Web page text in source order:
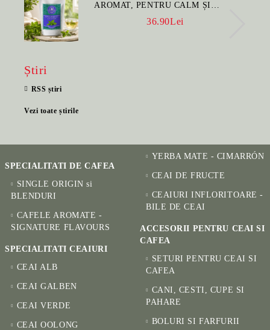
AROMAT, PENTRU CALM ȘI
BENEFIC PENTRU SĂNĂTATE
36.90Lei
Știri
RSS știri
Vezi toate știrile
SPECIALITATI DE CAFEA
SINGLE ORIGIN si
BLENDURI
CAFELE AROMATE -
SIGNATURE FLAVOURS
SPECIALITATI CEAIURI
CEAI ALB
CEAI GALBEN
CEAI VERDE
CEAI OOLONG
YERBA MATE - CIMARRÓN
CEAI DE FRUCTE
CEAIURI INFLORITOARE -
BILE DE CEAI
ACCESORII PENTRU CEAI SI
CAFEA
SETURI PENTRU CEAI SI
CAFEA
CANI, CESTI, CUPE SI
PAHARE
BOLURI SI FARFURII